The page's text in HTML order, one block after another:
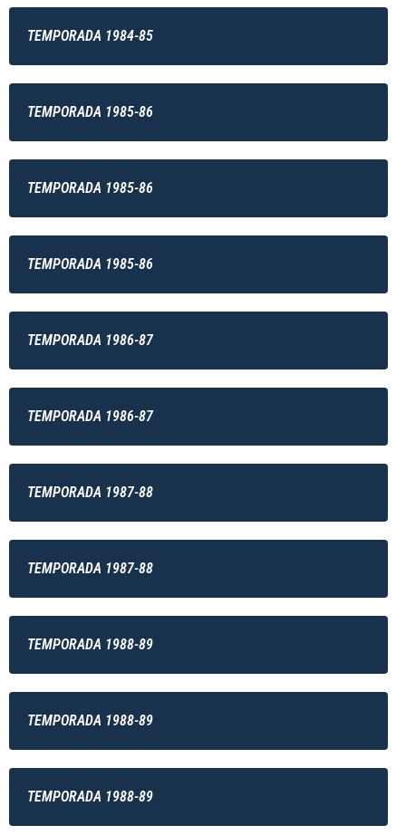
TEMPORADA 1984-85
TEMPORADA 1985-86
TEMPORADA 1985-86
TEMPORADA 1985-86
TEMPORADA 1986-87
TEMPORADA 1986-87
TEMPORADA 1987-88
TEMPORADA 1987-88
TEMPORADA 1988-89
TEMPORADA 1988-89
TEMPORADA 1988-89